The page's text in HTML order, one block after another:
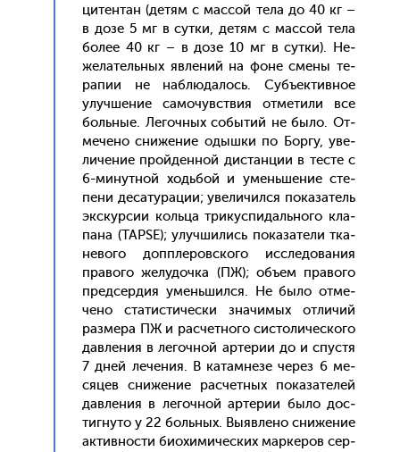
цитен­тан (де­тям с мас­сой те­ла до 40 кг –
в до­зе 5 мг в сут­ки, де­тям с мас­сой те­ла
бо­лее 40 кг – в до­зе 10 мг в сут­ки). Не­
жела­тель­ных яв­ле­ний на фо­не сме­ны те­
рапии не наб­лю­далось. Субъ­ек­тивное
улуч­ше­ние са­мочувс­твия от­ме­тили все
боль­ные. Ле­гоч­ных со­бытий не бы­ло. От­
ме­чено сни­жение одыш­ки по Бор­гу, уве­
личе­ние прой­ден­ной дис­танции в тес­те с
6-ми­нут­ной ходь­бой и умень­ше­ние сте­
пени де­сату­рации; уве­личил­ся по­каза­тель
эк­скур­сии коль­ца три­кус­пи­даль­но­го кла­
пана (TAPSE); улуч­ши­лись по­каза­тели тка­
нево­го доп­пле­ров­ско­го ис­сле­дова­ния
пра­вого же­лудоч­ка (ПЖ); объ­ем пра­вого
пред­сердия умень­шил­ся. Не бы­ло от­ме­
чено ста­тис­ти­чес­ки зна­чимых от­ли­чий
раз­ме­ра ПЖ и рас­четно­го сис­то­личес­ко­го
дав­ле­ния в ле­гоч­ной ар­те­рии до и спус­тя
7 дней ле­чения. В ка­там­не­зе че­рез 6 ме­
сяцев сни­жение рас­четных по­каза­телей
дав­ле­ния в ле­гоч­ной ар­те­рии бы­ло дос­
тигну­то у 22 боль­ных. Вы­яв­ле­но сни­жение
ак­тивнос­ти би­охи­мичес­ких мар­ке­ров сер­